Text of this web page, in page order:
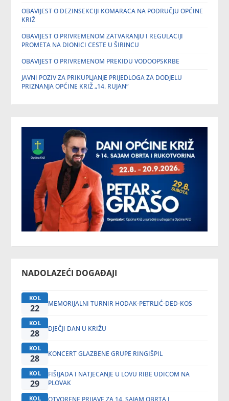
OBAVIJEST O DEZINSEKCIJI KOMARACA NA PODRUČJU OPĆINE
KRIŽ
OBAVIJEST O PRIVREMENOM ZATVARANJU I REGULACIJI
PROMETA NA DIONICI CESTE U ŠIRINCU
OBAVIJEST O PRIVREMENOM PREKIDU VODOOPSKRBE
JAVNI POZIV ZA PRIKUPLJANJE PRIJEDLOGA ZA DODJELU
PRIZNANJA OPĆINE KRIŽ „14. RUJAN“
NADOLAZEĆI DOGAĐAJI
KOL
22 MEMORIJALNI TURNIR HODAK-PETRLIĆ-DED-KOS
KOL
28 DJEČJI DAN U KRIŽU
KOL
28 KONCERT GLAZBENE GRUPE RINGIŠPIL
KOL
29
FIŠIJADA I NATJECANJE U LOVU RIBE UDICOM NA
PLOVAK
KOL